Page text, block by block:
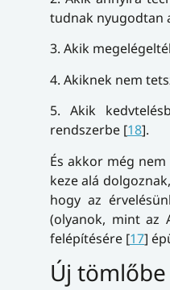
tudnak nyugodtan
3. Akik
4. Akiknek nem
5. Akik
rendszerbe [18].
És akkor még
keze alá
hogy az
(olyanok, mint az
felépítésére [17]
Új